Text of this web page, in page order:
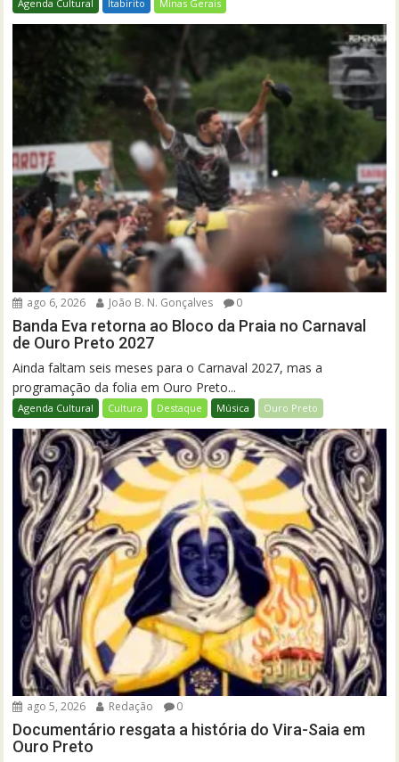
Agenda Cultural Itabirito Minas Gerais
ago 6, 2026 João B. N. Gonçalves 0
Banda Eva retorna ao Bloco da Praia no Carnaval
de Ouro Preto 2027
Ainda faltam seis meses para o Carnaval 2027, mas a
programação da folia em Ouro Preto...
Agenda Cultural Cultura Destaque Música Ouro Preto
ago 5, 2026 Redação 0
Documentário resgata a história do Vira-Saia em
Ouro Preto